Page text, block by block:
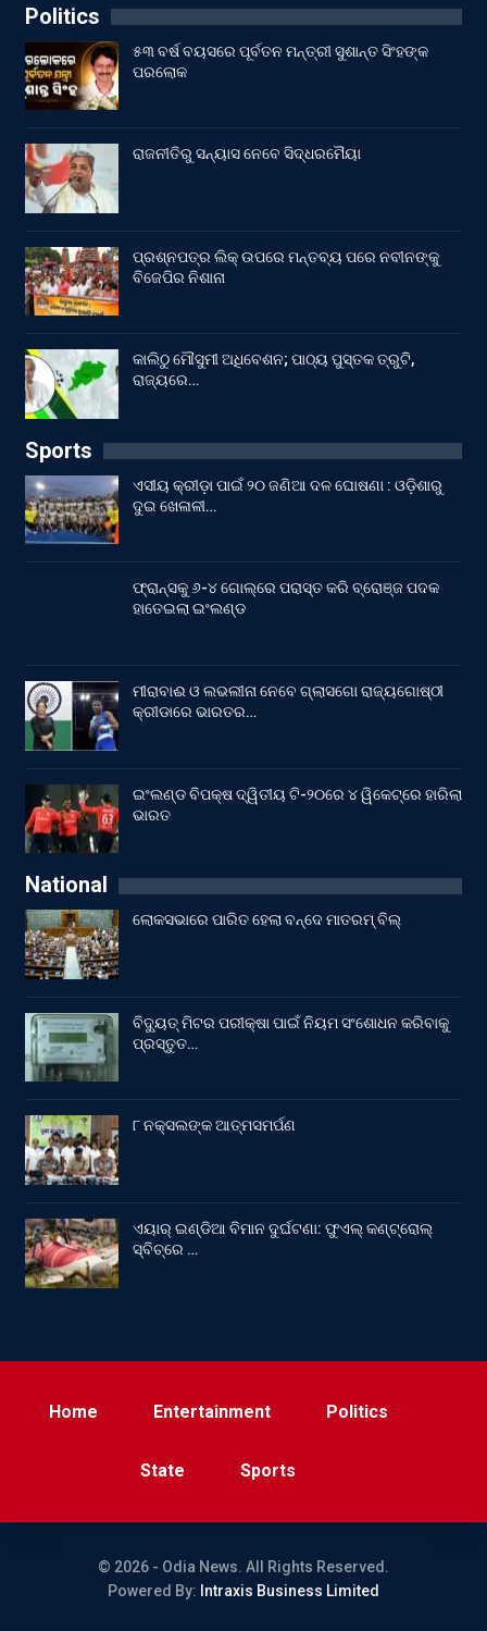
Politics
୫୩ ବର୍ଷ ବୟସରେ ପୂର୍ବତନ ମନ୍ତ୍ରୀ ସୁଶାନ୍ତ ସିଂହଙ୍କ
ପରଲୋକ
ରାଜନୀତିରୁ ସନ୍ୟାସ ନେବେ ସିଦ୍ଧରମୈୟା
ପ୍ରଶ୍ନପତ୍ର ଲିକ୍ ଉପରେ ମନ୍ତବ୍ୟ ପରେ ନବୀନଙ୍କୁ
ବିଜେପିର ନିଶାନା
କାଲିଠୁ ମୌସୁମୀ ଅଧିବେଶନ; ପାଠ୍ୟ ପୁସ୍ତକ ତ୍ରୁଟି,
ରାଜ୍ୟରେ…
Sports
ଏସୀୟ କ୍ରୀଡ଼ା ପାଇଁ ୨୦ ଜଣିଆ ଦଳ ଘୋଷଣା : ଓଡ଼ିଶାରୁ
ଦୁଇ ଖେଳାଳୀ…
ଫ୍ରାନ୍ସକୁ ୬-୪ ଗୋଲ୍‌ରେ ପରାସ୍ତ କରି ବ୍ରୋଞ୍ଜ ପଦକ
ହାତେଇଲା ଇଂଲଣ୍ଡ
ମୀରାବାଈ ଓ ଲଭଲୀନା ନେବେ ଗ୍ଲାସଗୋ ରାଜ୍ୟଗୋଷ୍ଠୀ
କ୍ରୀଡାରେ ଭାରତର…
ଇଂଲଣ୍ଡ ବିପକ୍ଷ ଦ୍ୱିତୀୟ ଟି-୨୦ରେ ୪ ୱିକେଟ୍‌ରେ ହାରିଲା
ଭାରତ
National
ଲୋକସଭାରେ ପାରିତ ହେଲା ବନ୍ଦେ ମାତରମ୍‌ ବିଲ୍‌
ବିଦ୍ୟୁତ୍ ମିଟର ପରୀକ୍ଷା ପାଇଁ ନିୟମ ସଂଶୋଧନ କରିବାକୁ
ପ୍ରସ୍ତୁତ…
୮ ନକ୍ସଲଙ୍କ ଆତ୍ମସମର୍ପଣ
ଏୟାର୍ ଇଣ୍ଡିଆ ବିମାନ ଦୁର୍ଘଟଣା: ଫୁଏଲ୍‌ କଣ୍ଟ୍ରୋଲ୍‌
ସ୍ବିଚ୍‌ରେ …
Home Entertainment Politics
State Sports
© 2026 - Odia News. All Rights Reserved.
Powered By: Intraxis Business Limited